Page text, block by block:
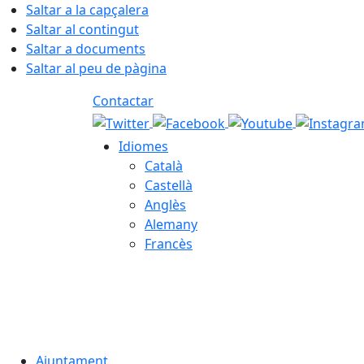
Saltar a la capçalera
Saltar al contingut
Saltar a documents
Saltar al peu de pàgina
Contactar
Idiomes
Català
Castellà
Anglès
Alemany
Francès